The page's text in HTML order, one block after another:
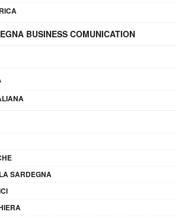
BUSINESS COMUNICATION
SARDEGNA